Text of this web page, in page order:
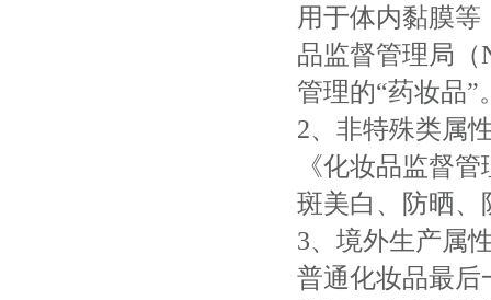
用于体内黏膜
品监督管理局（
管理的“药妆品”
2、非特殊类属
《化妆品监督
斑美白、防晒、
3、境外生产属
普通化妆品最后